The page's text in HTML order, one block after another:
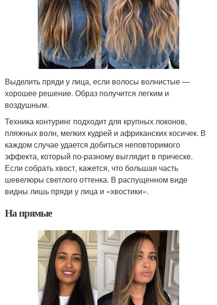
Выделить пряди у лица, если волосы волнистые —
хорошее решение. Образ получится легким и
воздушным.
Техника контуринг подходит для крупных локонов,
пляжных волн, мелких кудрей и африканских косичек. В
каждом случае удается добиться неповторимого
эффекта, который по-разному выглядит в прическе.
Если собрать хвост, кажется, что большая часть
шевелюры светлого оттенка. В распущенном виде
видны лишь пряди у лица и «хвостики».
На прямые